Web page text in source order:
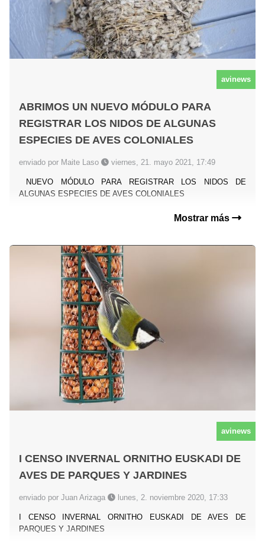
avinews
ABRIMOS UN NUEVO MÓDULO PARA
REGISTRAR LOS NIDOS DE ALGUNAS
ESPECIES DE AVES COLONIALES
enviado por Maite Laso viernes, 21. mayo 2021, 17:49
NUEVO MÓDULO PARA REGISTRAR LOS NIDOS DE
ALGUNAS ESPECIES DE AVES COLONIALES
Mostrar más
avinews
I CENSO INVERNAL ORNITHO EUSKADI DE
AVES DE PARQUES Y JARDINES
enviado por Juan Arizaga lunes, 2. noviembre 2020, 17:33
I CENSO INVERNAL ORNITHO EUSKADI DE AVES DE
PARQUES Y JARDINES